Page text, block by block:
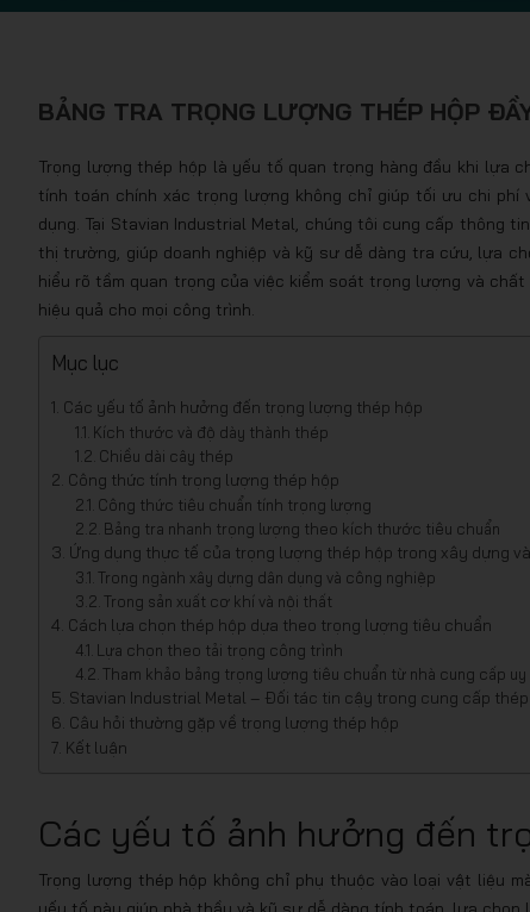
BẢNG TRA TRỌNG LƯỢNG THÉP HỘP
Trọng lượng thép hộp là yếu tố quan trọng hàng đầu khi lựa
tính toán chính xác trọng lượng không chỉ giúp tối ưu chi
dụng. Tại Stavian Industrial Metal, chúng tôi cung cấp thông
thị trường, giúp doanh nghiệp và kỹ sư dễ dàng tra cứu, lựa
hiểu rõ tầm quan trọng của việc kiểm soát trọng lượng và
hiệu quả cho mọi công trình.
Mục lục
Các yếu tố ảnh hưởng đến trọng lượng thép hộp
Kích thước và độ dày thành thép
Chiều dài cây thép
Công thức tính trọng lượng thép hộp
Công thức tiêu chuẩn tính trọng lượng
Bảng tra nhanh trọng lượng theo kích thước tiêu chuẩn
Ứng dụng thực tế của trọng lượng thép hộp trong xây dựng
Trong ngành xây dựng dân dụng và công nghiệp
Trong sản xuất cơ khí và nội thất
Cách lựa chọn thép hộp dựa theo trọng lượng tiêu chuẩn
Lựa chọn theo tải trọng công trình
Tham khảo bảng trọng lượng tiêu chuẩn từ nhà cung cấp uy
Stavian Industrial Metal – Đối tác tin cậy trong cung cấp
Câu hỏi thường gặp về trọng lượng thép hộp
Kết luận
Các yếu tố ảnh hưởng đến
Trọng lượng thép hộp không chỉ phụ thuộc vào loại vật liệu